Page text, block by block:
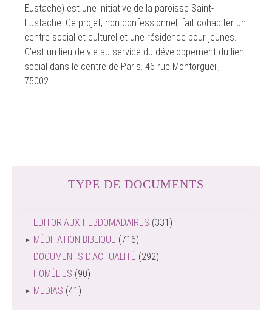
Eustache) est une initiative de la paroisse Saint-
Eustache. Ce projet, non confessionnel, fait cohabiter un
centre social et culturel et une résidence pour jeunes.
C’est un lieu de vie au service du développement du lien
social dans le centre de Paris. 46 rue Montorgueil,
75002.
TYPE DE DOCUMENTS
EDITORIAUX HEBDOMADAIRES (331)
MÉDITATION BIBLIQUE (716)
DOCUMENTS D'ACTUALITÉ (292)
HOMÉLIES (90)
MEDIAS (41)